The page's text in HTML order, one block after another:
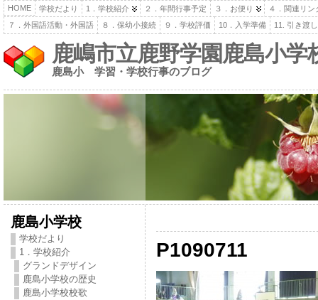
HOME 学校だより 1．学校紹介 ２．年間行事予定 ３．お便り
４．関連リン
７．外国語活動・外国語
８．保幼小接続 ９．学校評価 10．入学準備 11. 引き渡
鹿嶋市立鹿野学園鹿島小学
鹿島小 学習・学校行事のブログ
鹿島小学校
学校だより
1．学校紹介
グランドデザイン
鹿島小学校の歴史
鹿島小学校校歌
P1090711